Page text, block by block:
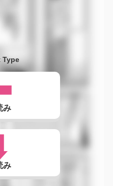
Type
み
み